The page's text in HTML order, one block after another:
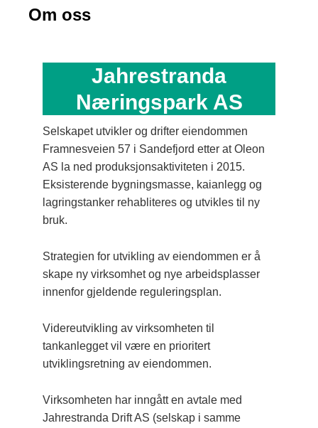
Om oss
Jahrestranda
Næringspark AS
Selskapet utvikler og drifter eiendommen
Framnesveien 57 i Sandefjord etter at Oleon
AS la ned produksjonsaktiviteten i 2015.
Eksisterende bygningsmasse, kaianlegg og
lagringstanker rehabliteres og utvikles til ny
bruk.
Strategien for utvikling av eiendommen er å
skape ny virksomhet og nye arbeidsplasser
innenfor gjeldende reguleringsplan.
Videreutvikling av virksomheten til
tankanlegget vil være en prioritert
utviklingsretning av eiendommen.
Virksomheten har inngått en avtale med
Jahrestranda Drift AS (selskap i samme